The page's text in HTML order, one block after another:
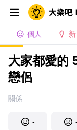
個人 新
大家都愛的
戀侶
關係
- -